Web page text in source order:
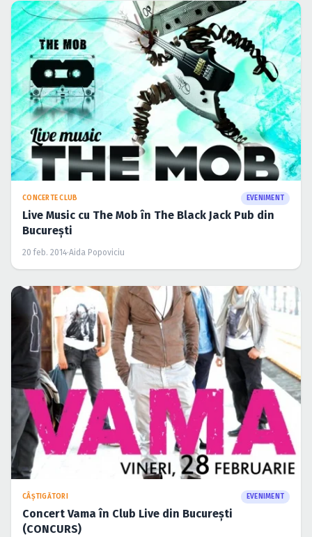
CONCERTE CLUB EVENIMENT
Live Music cu The Mob în The Black Jack Pub din
Bucureşti
20 feb. 2014·Aida Popoviciu
CÂŞTIGĂTORI EVENIMENT
Concert Vama în Club Live din Bucureşti
(CONCURS)